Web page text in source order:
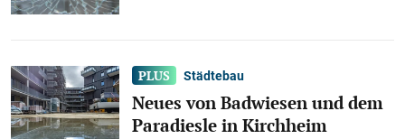
Städtebau
Neues von Badwiesen und dem
Paradiesle in Kirchheim